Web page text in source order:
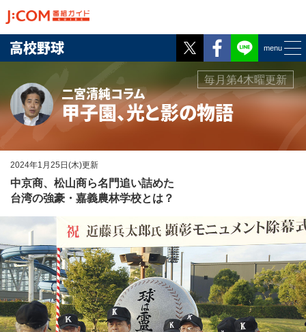
Twitter
Facebook
menu
高校野球
二宮清純コラム
甲子園、光と影の物語
毎月第4木曜更新
2024年1月25日(木)更新
中京商、松山商ら名門追い詰めた
台湾の強豪・嘉義農林学校とは？